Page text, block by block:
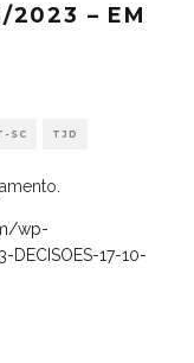
2023 – EM
SC TJD
wp-
17-10-